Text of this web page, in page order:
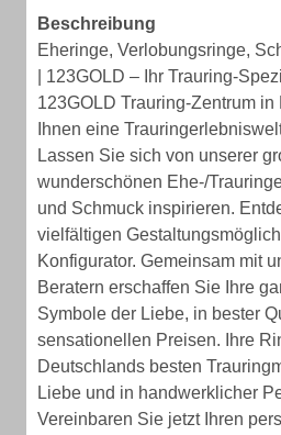
Beschreibung
Eheringe, Verlobungsringe,
| 123GOLD – Ihr Trauring-
123GOLD Trauring-Zentrum in
Ihnen eine
Lassen Sie sich von unserer
wunderschönen Ehe-/
und Schmuck inspirieren.
vielfältigen
Konfigurator. Gemeinsam mit
Beratern erschaffen Sie Ihre
Symbole der Liebe, in bester
sensationellen Preisen. Ihre
Deutschlands besten
Liebe und in handwerklicher
Vereinbaren Sie jetzt Ihren